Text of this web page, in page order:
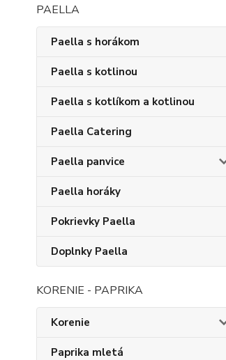
PAELLA
Paella s horákom
Paella s kotlinou
Paella s kotlíkom a kotlinou
Paella Catering
Paella panvice
Paella horáky
Pokrievky Paella
Doplnky Paella
KORENIE - PAPRIKA
Korenie
Paprika mletá